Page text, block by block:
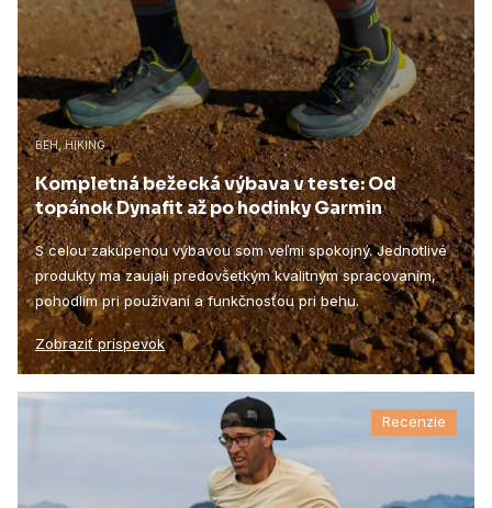
BEH, HIKING
Kompletná bežecká výbava v teste: Od
topánok Dynafit až po hodinky Garmin
S celou zakúpenou výbavou som veľmi spokojný. Jednotlivé
produkty ma zaujali predovšetkým kvalitným spracovaním,
pohodlím pri používaní a funkčnosťou pri behu.
Zobraziť príspevok
Recenzie